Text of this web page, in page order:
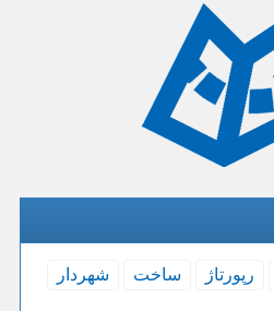
رپورتاژ ساخت
شهردار